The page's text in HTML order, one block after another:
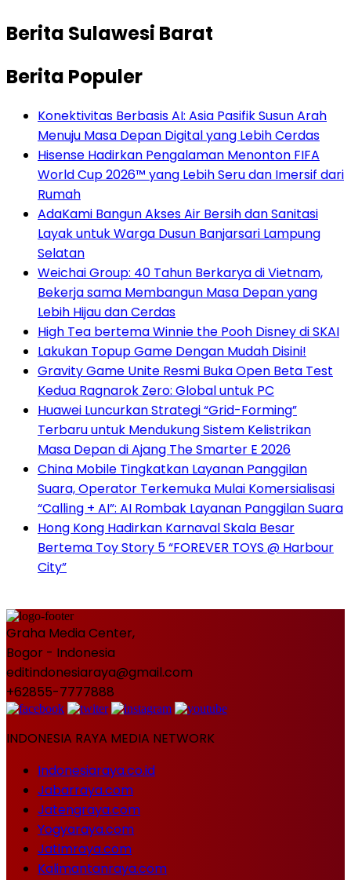
Berita Sulawesi Barat
Berita Populer
Konektivitas Berbasis AI: Asia Pasifik Susun Arah
Menuju Masa Depan Digital yang Lebih Cerdas
Hisense Hadirkan Pengalaman Menonton FIFA
World Cup 2026™ yang Lebih Seru dan Imersif dari
Rumah
AdaKami Bangun Akses Air Bersih dan Sanitasi
Layak untuk Warga Dusun Banjarsari Lampung
Selatan
Weichai Group: 40 Tahun Berkarya di Vietnam,
Bekerja sama Membangun Masa Depan yang
Lebih Hijau dan Cerdas
High Tea bertema Winnie the Pooh Disney di SKAI
Lakukan Topup Game Dengan Mudah Disini!
Gravity Game Unite Resmi Buka Open Beta Test
Kedua Ragnarok Zero: Global untuk PC
Huawei Luncurkan Strategi “Grid-Forming”
Terbaru untuk Mendukung Sistem Kelistrikan
Masa Depan di Ajang The Smarter E 2026
China Mobile Tingkatkan Layanan Panggilan
Suara, Operator Terkemuka Mulai Komersialisasi
“Calling + AI”: AI Rombak Layanan Panggilan Suara
Hong Kong Hadirkan Karnaval Skala Besar
Bertema Toy Story 5 “FOREVER TOYS @ Harbour
City”
Graha Media Center,
Bogor - Indonesia
editindonesiaraya@gmail.com
+62855-7777888
INDONESIA RAYA MEDIA NETWORK
Indonesiaraya.co.id
Jabarraya.com
Jatengraya.com
Yogyaraya.com
Jatimraya.com
Kalimantanraya.com